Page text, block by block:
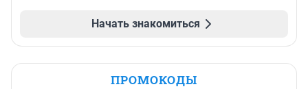
Начать знакомиться
ПРОМОКОДЫ